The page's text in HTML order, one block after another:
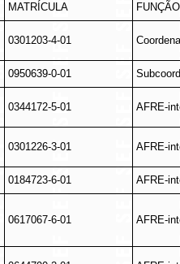
MATRÍCULA FUNÇÃO
0301203-4-01
0950639-0-01
0344172-5-01 AFRE-
0301226-3-01 AFRE-
0184723-6-01 AFRE-
0617067-6-01 AFRE-